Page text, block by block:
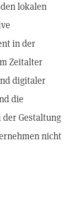
lokalen
in der
Zeitalter
digitaler
die
Gestaltung
nicht